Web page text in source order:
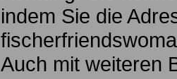
indem Sie die
Auch mit weiteren